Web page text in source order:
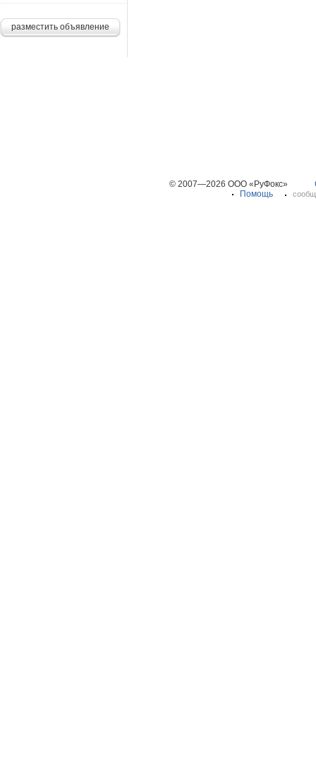
разместить объявление
© 2007—2026 ООО «РуФокс»
Помощь